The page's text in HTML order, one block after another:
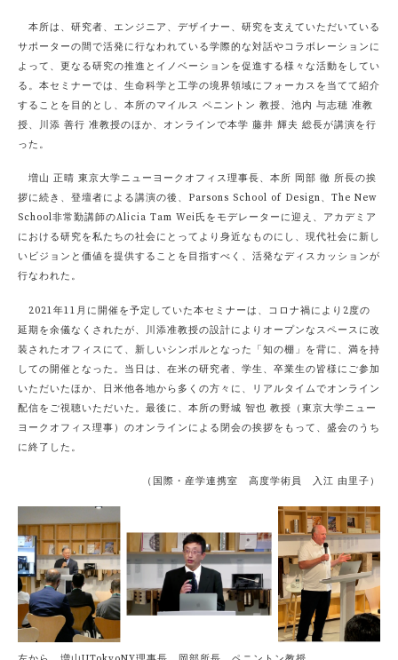
本所は、研究者、エンジニア、デザイナー、研究を支えていただいている
サポーターの間で活発に行なわれている学際的な対話やコラボレーションに
よって、更なる研究の推進とイノベーションを促進する様々な活動をしてい
る。本セミナーでは、生命科学と工学の境界領域にフォーカスを当てて紹介
することを目的とし、本所のマイルス ペニントン 教授、池内 与志穂 准教
授、川添 善行 准教授のほか、オンラインで本学 藤井 輝夫 総長が講演を行
った。
増山 正晴 東京大学ニューヨークオフィス理事長、本所 岡部 徹 所長の挨
拶に続き、登壇者による講演の後、Parsons School of Design、The New
School非常勤講師のAlicia Tam Wei氏をモデレーターに迎え、アカデミア
における研究を私たちの社会にとってより身近なものにし、現代社会に新し
いビジョンと価値を提供することを目指すべく、活発なディスカッションが
行なわれた。
2021年11月に開催を予定していた本セミナーは、コロナ禍により2度の
延期を余儀なくされたが、川添准教授の設計によりオープンなスペースに改
装されたオフィスにて、新しいシンボルとなった「知の棚」を背に、満を持
しての開催となった。当日は、在米の研究者、学生、卒業生の皆様にご参加
いただいたほか、日米他各地から多くの方々に、リアルタイムでオンライン
配信をご視聴いただいた。最後に、本所の野城 智也 教授（東京大学ニュー
ヨークオフィス理事）のオンラインによる閉会の挨拶をもって、盛会のうち
に終了した。
（国際・産学連携室 高度学術員 入江 由里子）